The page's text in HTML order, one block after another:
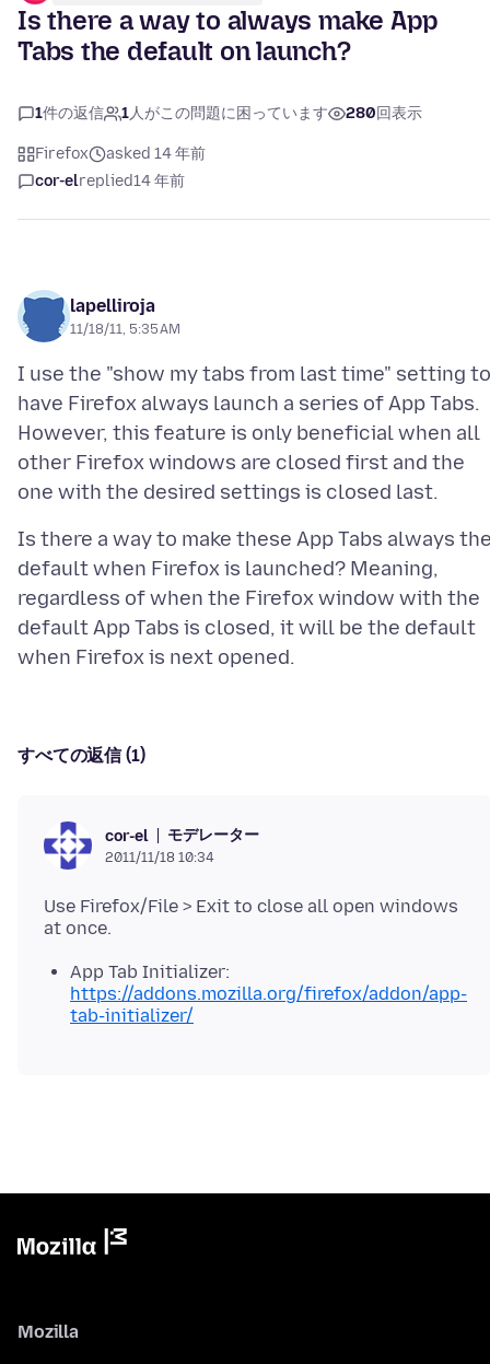
Is there a way to always make App
Tabs the default on launch?
1件の返信 1人がこの問題に困っています 280回表示
Firefox
asked 14 年前
cor-elreplied14 年前
lapelliroja
11/18/11, 5:35 AM
I use the "show my tabs from last time" setting to
have Firefox always launch a series of App Tabs.
However, this feature is only beneficial when all
other Firefox windows are closed first and the
Is there a way to make these App Tabs always
default when Firefox is launched? Meaning,
regardless of when the Firefox window with the
default App Tabs is closed, it will be the default
すべての返信 (1)
cor-el モデレーター
2011/11/18 10:34
Use Firefox/File > Exit to close all open windows
App Tab Initializer:
https://addons.mozilla.org/firefox/addon/app-
tab-initializer/
Mozilla